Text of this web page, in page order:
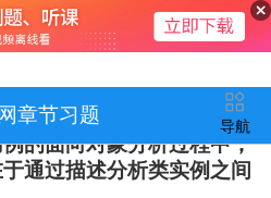
章节习题 导航
的面向对象分析过程中，
通过描述分析类实例之间